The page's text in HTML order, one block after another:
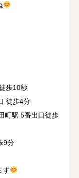
歩10秒
徒歩4分
町駅 5番出口徒歩
9分
す